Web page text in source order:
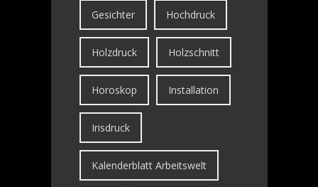
Gesichter Hochdruck
Holzdruck Holzschnitt
Horoskop Installation
Irisdruck
Kalenderblatt Arbeitswelt